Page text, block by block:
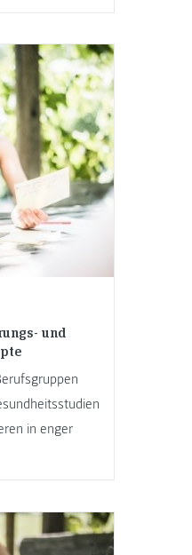
und
in enger